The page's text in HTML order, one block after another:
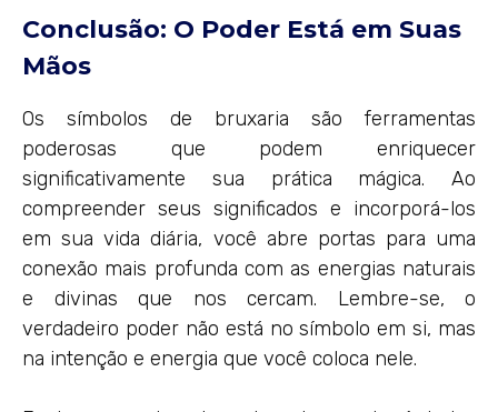
Conclusão: O Poder Está em Suas
Mãos
Os símbolos de bruxaria são ferramentas
poderosas que podem enriquecer
significativamente sua prática mágica. Ao
compreender seus significados e incorporá-los
em sua vida diária, você abre portas para uma
conexão mais profunda com as energias naturais
e divinas que nos cercam. Lembre-se, o
verdadeiro poder não está no símbolo em si, mas
na intenção e energia que você coloca nele.